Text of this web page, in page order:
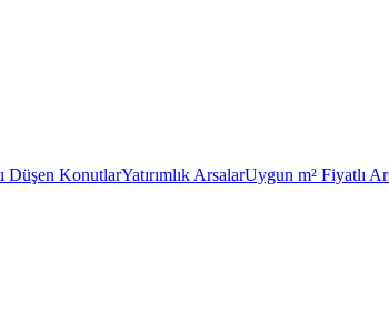
Düşen KonutlarYatırımlık ArsalarUygun m² Fiyatlı